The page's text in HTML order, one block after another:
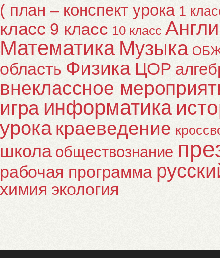
( план – конспект урока 1
класс 9 класс 10 класс
Математика Музыка
область Физика ЦОР
внеклассное
игра информатика
урока краеведение
школа обществознание
рабочая программа
химия экология